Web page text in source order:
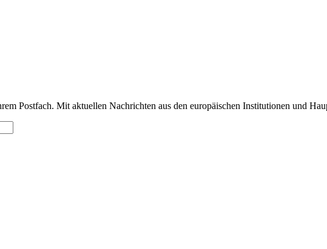
Postfach. Mit aktuellen Nachrichten aus den europäischen Institutionen und